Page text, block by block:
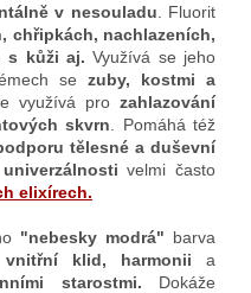
v nesouladu . Fluorit
chřipkách, nachlazeních,
s kůži aj.Využívá se jeho
se zuby, kostmi a
využívá pro zahlazování
skvrn . Pomáhá též
tělesné a duševní
univerzálnosti velmi často
elixírech.
"nebesky modrá" barva
vnitřní klid, harmonii a
starostmi. Dokáže